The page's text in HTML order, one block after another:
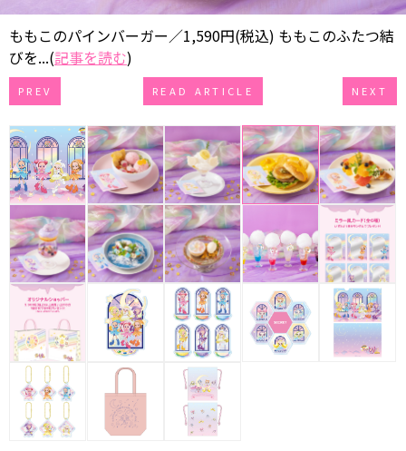
ももこのパインバーガー／1,590円(税込) ももこのふたつ結
びを...(記事を読む)
PREV READ ARTICLE NEXT